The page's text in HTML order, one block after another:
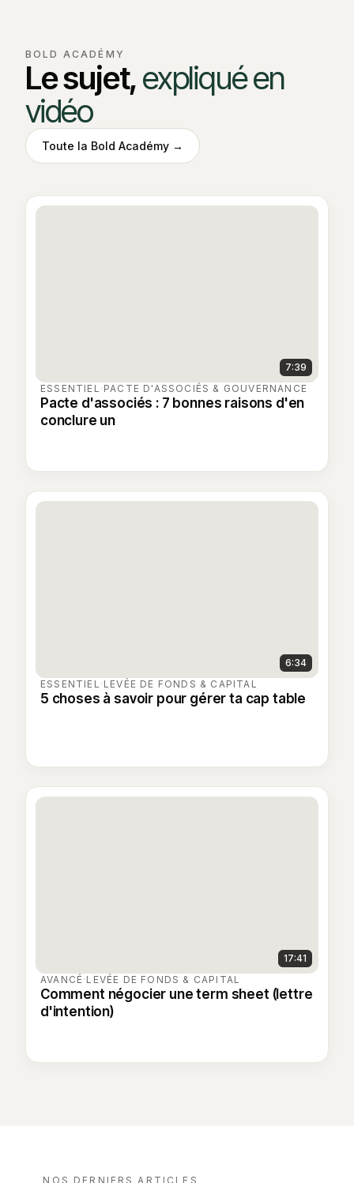
BOLD ACADÉMY
Le sujet,expliqué en
vidéo
Toute la Bold Académy →
7:39
ESSENTIEL · PACTE D'ASSOCIÉS & GOUVERNANCE
Pacte d'associés : 7 bonnes raisons d'en
conclure un
6:34
ESSENTIEL · LEVÉE DE FONDS & CAPITAL
5 choses à savoir pour gérer ta cap table
17:41
AVANCÉ · LEVÉE DE FONDS & CAPITAL
Comment négocier une term sheet (lettre
d'intention)
NOS DERNIERS ARTICLES